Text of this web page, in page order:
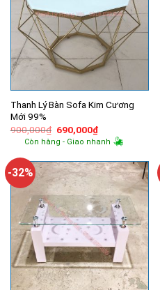
Thanh Lý Bàn Sofa Kim Cương
Mới 99%
900,000₫ Giá
gốc
là:
690,000₫Giá
hiện
tại
690,000₫.
Còn hàng - Giao nhanh
-32%